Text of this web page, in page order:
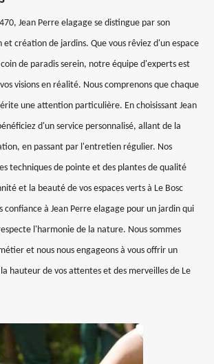
Jean Perre elagage se distingue par son
création de jardins. Que vous rêviez d'un espace
de paradis serein, notre équipe d'experts est
visions en réalité. Nous comprenons que chaque
une attention particulière. En choisissant Jean
d'un service personnalisé, allant de la
en passant par l'entretien régulier. Nos
techniques de pointe et des plantes de qualité
et la beauté de vos espaces verts à Le Bosc
confiance à Jean Perre elagage pour un jardin qui
l'harmonie de la nature. Nous sommes
et nous nous engageons à vous offrir un
hauteur de vos attentes et des merveilles de Le